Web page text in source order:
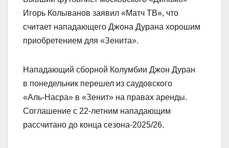
Игорь Колыванов заявил «Матч ТВ», что
считает нападающего Джона Дурана хорошим
приобретением для «Зенита».
Нападающий сборной Колумбии Джон Дуран
в понедельник перешел из саудовского
«Аль‑Насра» в «Зенит» на правах аренды.
Соглашение с 22‑летним нападающим
рассчитано до конца сезона‑2025/26.